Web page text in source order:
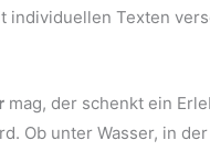
individuellen Texten
mag, der schenkt ein
Ob unter Wasser, in